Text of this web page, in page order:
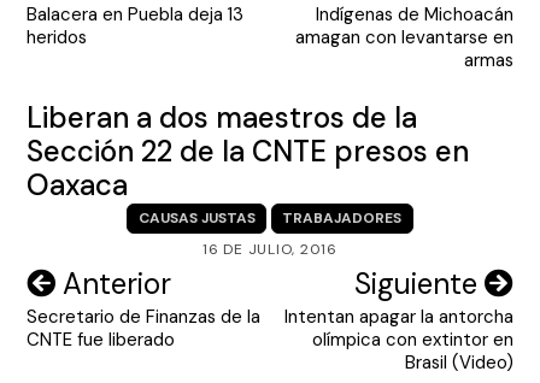
de
Balacera en Puebla deja 13
heridos
Indígenas de Michoacán
amagan con levantarse en
armas
Liberan a dos maestros de la
Sección 22 de la CNTE presos en
Oaxaca
CAUSAS JUSTAS
TRABAJADORES
16 DE JULIO, 2016
Navegación
de
Anterior
Secretario de Finanzas de la
CNTE fue liberado
Siguiente
Intentan apagar la antorcha
olímpica con extintor en
Brasil (Video)